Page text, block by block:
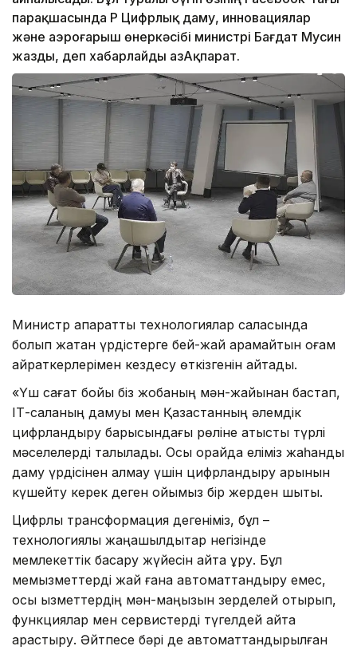
парақшасында ҚР Цифрлық даму, инновациялар
және аэроғарыш өнеркәсібі министрі Бағдат Мусин
жазды, деп хабарлайды ҚазАқпарат.
Министр ақпараттық технологиялар саласында
болып жатқан үрдістерге бей-жай қарамайтын қоғам
қайраткерлерімен кездесу өткізгенін айтады.
«Үш сағат бойы біз жобаның мән-жайынан бастап,
ІТ-саланың дамуы мен Қазақстанның әлемдік
цифрландыру барысындағы рөліне қатысты түрлі
мәселелерді талқыладық. Осы орайда еліміз жаһандық
даму үрдісінен қалмау үшін цифрландыру қарқынын
күшейту керек деген ойымыз бір жерден шықты.
Цифрлық трансформация дегеніміз, бұл –
технологиялық жаңашылдықтар негізінде
мемлекеттік басқару жүйесін қайта құру. Бұл
мемқызметтерді жай ғана автоматтандыру емес,
осы қызметтердің мән-маңызын зерделей отырып,
функциялар мен сервистерді түгелдей қайта
қарастыру. Әйтпесе бәрі де автоматтандырылған